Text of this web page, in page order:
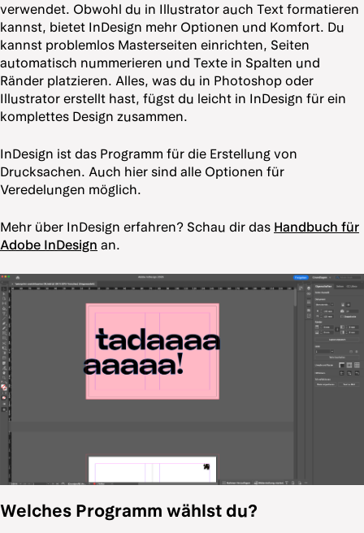
verwendet. Obwohl du in Illustrator auch Text formatieren
kannst, bietet InDesign mehr Optionen und Komfort. Du
kannst problemlos Masterseiten einrichten, Seiten
automatisch nummerieren und Texte in Spalten und
Ränder platzieren. Alles, was du in Photoshop oder
Illustrator erstellt hast, fügst du leicht in InDesign für ein
komplettes Design zusammen.
InDesign ist das Programm für die Erstellung von
Drucksachen. Auch hier sind alle Optionen für
Veredelungen möglich.
Mehr über InDesign erfahren? Schau dir das Handbuch für
Adobe InDesign an.
Welches Programm wählst du?